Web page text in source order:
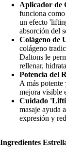
Aplicador de
funciona
un efecto
absorción del
Colágeno de
colágeno
Daltons le
rellenar,
Potencia del
A más potente
mejora visible
Cuidado
masaje ayuda
expresión y
Ingredientes